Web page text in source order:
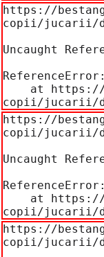
https://
copii/jucarii/
Uncaught
copii/jucarii/
https://
copii/jucarii/
Uncaught
copii/jucarii/
https://
copii/jucarii/